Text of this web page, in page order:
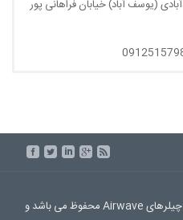
(یوسف آباد) خیابان فراهانی پور
تمامی حقوق این سایت نزد نمایندگی چیلرهای Airwave محفوظ می باشد و